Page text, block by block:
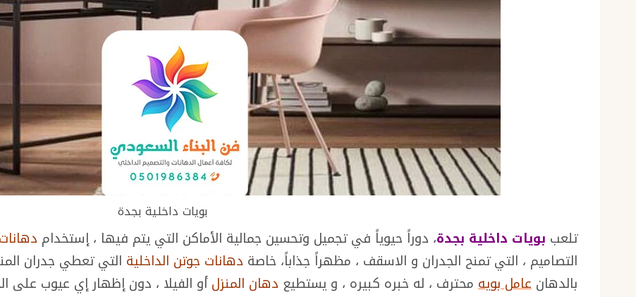
بويات داخلية بجدة
تلعب بويات داخلية بجدة، دوراً حيوياً في تجميل وتحسين جمالية الأماكن التي يتم فيها ، إستخدام
التصاميم ، التي تمنح الجدران و الاسقف ، مظهراً جذاباً، خاصة دهانات جوتن الداخلية التي تعطي جدران
بالدهان عامل بويه محترف ، له خبره كبيره ، و يستطيع دهان المنزلأو الفيلا ، دون إظهار إي عيوب على